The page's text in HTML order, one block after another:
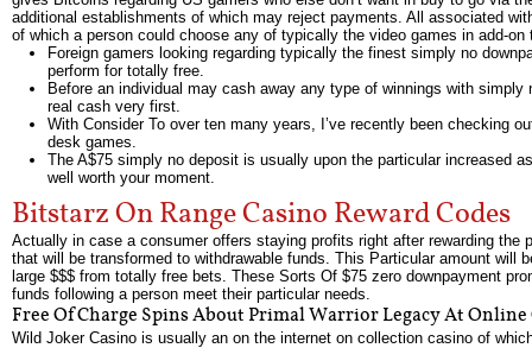
additional establishments of which may reject payments. All associated
of which a person could choose any of typically the video games in add-
Foreign gamers looking regarding typically the finest simply no
perform for totally free.
Before an individual may cash away any type of winnings with
real cash very first.
With Consider To over ten many years, I’ve recently been checking
desk games.
The A$75 simply no deposit is usually upon the particular increased
well worth your moment.
Bitstarz On Range Casino Reward Codes
Actually in case a consumer offers staying profits right after rewarding
that will be transformed to withdrawable funds. This Particular amount will
large $$$ from totally free bets. These Sorts Of $75 zero downpayment
funds following a person meet their particular needs.
Free Of Charge Spins About Primal Warrior Legacy At
Wild Joker Casino is usually an on the internet on collection casino of